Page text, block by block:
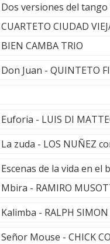
Dos versiones del
CUARTETO CIUDAD
BIEN CAMBA TRIO
Don Juan - QUINTETO
Euforia - LUIS DI
La zuda - LOS NUÑEZ
Escenas de la vida en el
Mbira - RAMIRO
Kalimba - RALPH SIMON
Señor Mouse - CHICK